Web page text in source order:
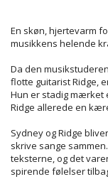
En skøn, hjertevarm
musikkens helende
Da den
flotte guitarist Ridge,
Hun er stadig mærket
Ridge allerede en
Sydney og Ridge
skrive sange
teksterne, og det
spirende følelser